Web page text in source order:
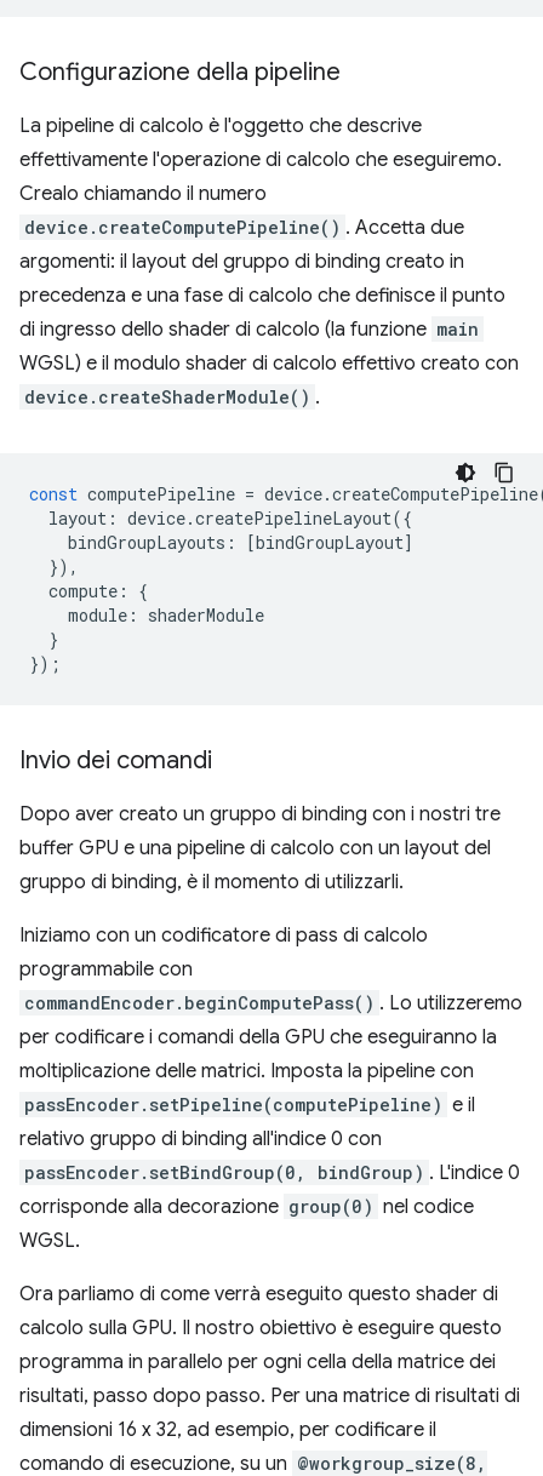
Configurazione della pipeline
La pipeline di calcolo è l'oggetto che descrive
effettivamente l'operazione di calcolo che eseguiremo.
Crealo chiamando il numero
device.createComputePipeline() . Accetta due
argomenti: il layout del gruppo di binding creato in
precedenza e una fase di calcolo che definisce il punto
di ingresso dello shader di calcolo (la funzione main
WGSL) e il modulo shader di calcolo effettivo creato con
device.createShaderModule() .
const computePipeline = device.createComputePipeline
layout : device.createPipelineLayout({
bindGroupLayouts : [bindGroupLayout]
}),
compute :
{
module :
shaderModule
}
});
Invio dei comandi
Dopo aver creato un gruppo di binding con i nostri tre
buffer GPU e una pipeline di calcolo con un layout del
gruppo di binding, è il momento di utilizzarli.
Iniziamo con un codificatore di pass di calcolo
programmabile con
commandEncoder.beginComputePass() . Lo utilizzeremo
per codificare i comandi della GPU che eseguiranno la
moltiplicazione delle matrici. Imposta la pipeline con
passEncoder.setPipeline(computePipeline) e il
relativo gruppo di binding all'indice 0 con
passEncoder.setBindGroup(0, bindGroup) . L'indice 0
corrisponde alla decorazione group(0) nel codice
WGSL.
Ora parliamo di come verrà eseguito questo shader di
calcolo sulla GPU. Il nostro obiettivo è eseguire questo
programma in parallelo per ogni cella della matrice dei
risultati, passo dopo passo. Per una matrice di risultati di
dimensioni 16 x 32, ad esempio, per codificare il
comando di esecuzione, su un @workgroup_size(8,